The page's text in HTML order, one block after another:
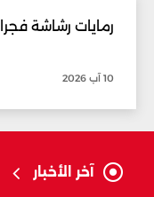
رمايات رشاشة
10 آب 2026
آخر الأخبار